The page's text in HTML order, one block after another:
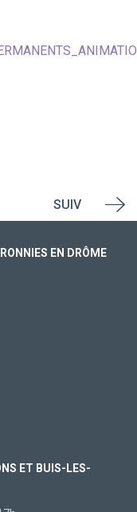
SUIV
EN DRÔME
ET BUIS-LES-